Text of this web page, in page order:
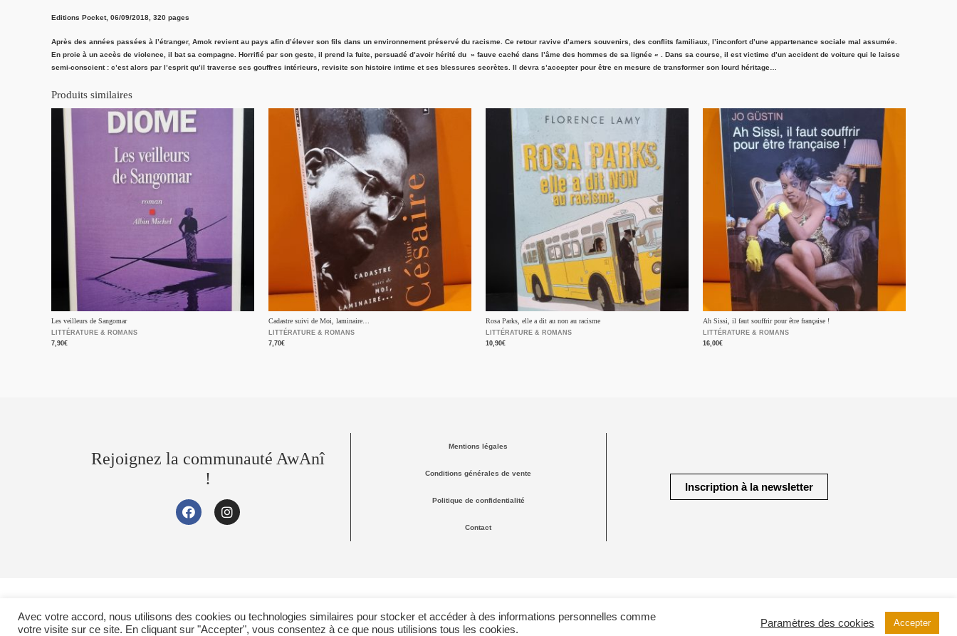
Editions Pocket, 06/09/2018, 320 pages
Après des années passées à l’étranger, Amok revient au pays afin d’élever son fils dans un environnement préservé du racisme. Ce retour ravive d’amers souvenirs, des conflits familiaux, l’inconfort d’une appartenance sociale mal assumée.
En proie à un accès de violence, il bat sa compagne. Horrifié par son geste, il prend la fuite, persuadé d’avoir hérité du » fauve caché dans l’âme des hommes de sa lignée « . Dans sa course, il est victime d’un accident de voiture qui le laisse
semi-conscient : c’est alors par l’esprit qu’il traverse ses gouffres intérieurs, revisite son histoire intime et ses blessures secrètes. Il devra s’accepter pour être en mesure de transformer son lourd héritage…
Produits similaires
Les veilleurs de Sangomar
LITTÉRATURE & ROMANS
7,90€
Cadastre suivi de Moi, laminaire…
LITTÉRATURE & ROMANS
7,70€
Rosa Parks, elle a dit au non au racisme
LITTÉRATURE & ROMANS
10,90€
Ah Sissi, il faut souffrir pour être française !
LITTÉRATURE & ROMANS
16,00€
Rejoignez la communauté AwAnî
!
Mentions légales
Conditions générales de vente
Politique de confidentialité
Contact
Inscription à la newsletter
Copyright © 2026 Awani store
Avec votre accord, nous utilisons des cookies ou technologies similaires pour stocker et accéder à des informations personnelles comme
votre visite sur ce site. En cliquant sur "Accepter", vous consentez à ce que nous utilisions tous les cookies.
Paramètres des cookies Accepter